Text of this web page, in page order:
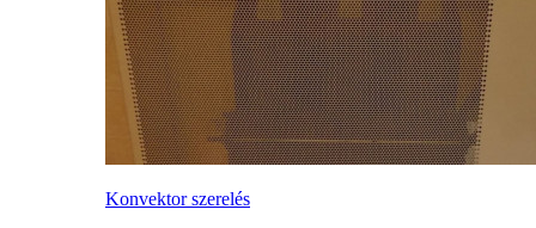
Konvektor szerelés